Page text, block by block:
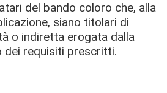
del bando coloro che, alla
siano titolari di
o indiretta erogata dalla
dei requisiti prescritti.